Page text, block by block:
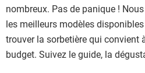
nombreux. Pas de panique !
les meilleurs modèles
trouver la sorbetière qui convient
budget. Suivez le guide, la